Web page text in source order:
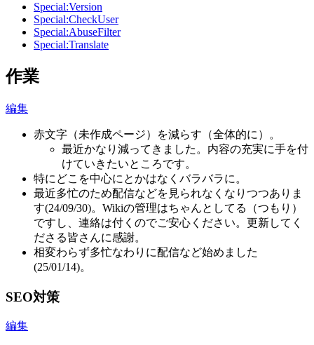
Special:Version
Special:CheckUser
Special:AbuseFilter
Special:Translate
作業
編集
赤文字（未作成ページ）を減らす（全体的に）。
最近かなり減ってきました。内容の充実に手を付
けていきたいところです。
特にどこを中心にとかはなくバラバラに。
最近多忙のため配信などを見られなくなりつつありま
す(24/09/30)。Wikiの管理はちゃんとしてる（つもり）
ですし、連絡は付くのでご安心ください。更新してく
ださる皆さんに感謝。
相変わらず多忙なわりに配信など始めました
(25/01/14)。
SEO対策
編集